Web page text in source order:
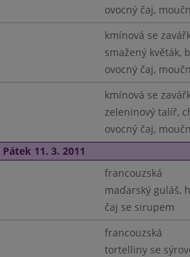
ovocný čaj,
kmínová se
smažený květák,
ovocný čaj,
kmínová se
zeleninový talíř,
ovocný čaj,
Pátek 11. 3. 2011
francouzská
maďarský guláš,
čaj se sirupem
francouzská
tortelliny se